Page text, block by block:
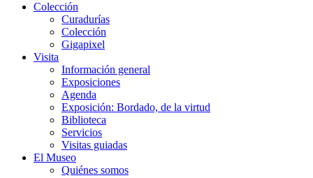
Colección
Curadurías
Colección
Gigapixel
Visita
Información general
Exposiciones
Agenda
Exposición: Bordado, de la virtud
Biblioteca
Servicios
Visitas guiadas
El Museo
Quiénes somos